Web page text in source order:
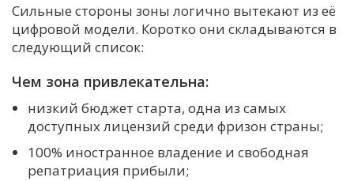
Сильные стороны зоны логично вытекают из её
цифровой модели. Коротко они складываются в
следующий список:
Чем зона привлекательна:
низкий бюджет старта, одна из самых
доступных лицензий среди фризон страны;
100% иностранное владение и свободная
репатриация прибыли;